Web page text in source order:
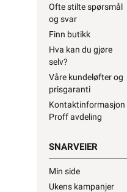
Ofte stilte spørsmål
og svar
Finn butikk
Hva kan du gjøre
selv?
Våre kundeløfter og
prisgaranti
Kontaktinformasjon
Proff avdeling
SNARVEIER
Min side
Ukens kampanjer